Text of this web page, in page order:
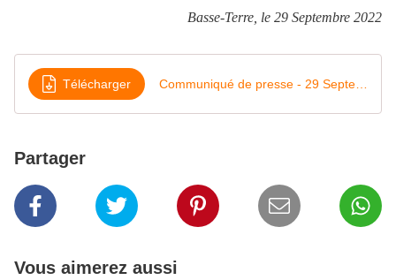
Basse-Terre, le 29 Septembre 2022
Télécharger
Partager
Vous aimerez aussi